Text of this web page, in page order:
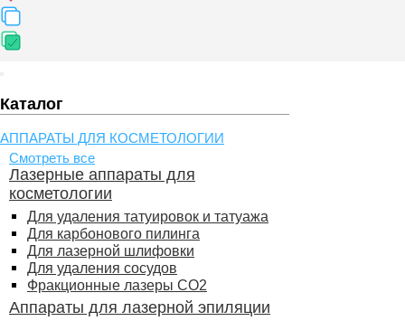
Каталог
АППАРАТЫ ДЛЯ КОСМЕТОЛОГИИ
Смотреть все
Лазерные аппараты для
косметологии
Для удаления татуировок и татуажа
Для карбонового пилинга
Для лазерной шлифовки
Для удаления сосудов
Фракционные лазеры СО2
Аппараты для лазерной эпиляции